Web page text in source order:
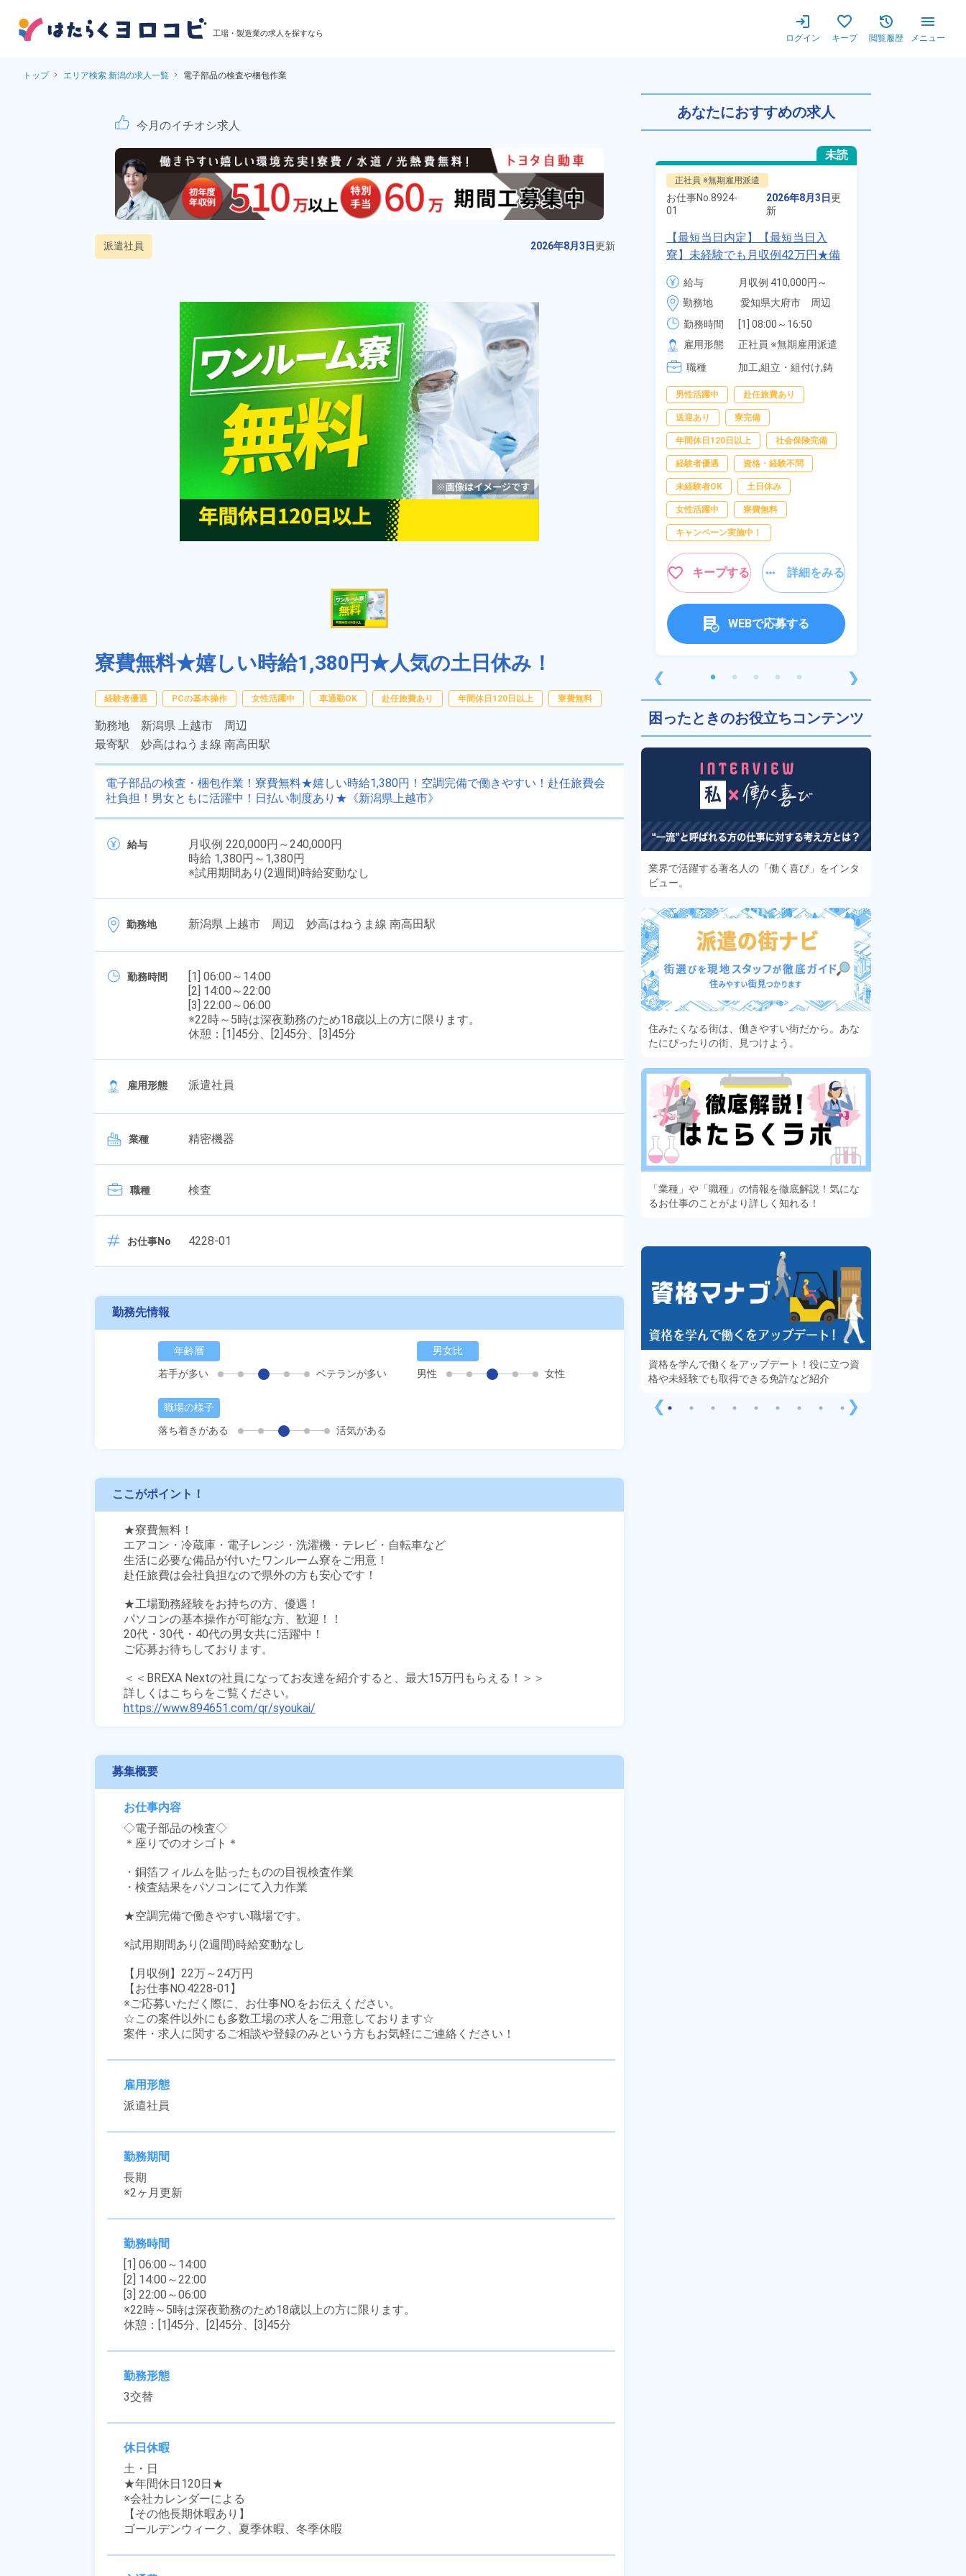
工場・製造業の求人を探すなら ログイン キープ 閲覧履歴 メニュー
トップ エリア検索 新潟の求人一覧 電子部品の検査や梱包作業
電子部品の検査・梱包作業！寮費無料★嬉しい時給1,380円！空調完備で働きや
今月のイチオシ求人
派遣社員 2026年8月3日更新
寮費無料★嬉しい時給1,380円★人気の土日休み！
経験者優遇 PCの基本操作 女性活躍中 車通勤OK 赴任旅費あり 年間休日120日以上 寮費無料
勤務地 新潟県 上越市 周辺
最寄駅 妙高はねうま線 南高田駅
電子部品の検査・梱包作業！寮費無料★嬉しい時給1,380円！空調完備で働きやすい！赴任旅費会
社負担！男女ともに活躍中！日払い制度あり★《新潟県上越市》
給与
月収例 220,000円～240,000円
時給 1,380円～1,380円
※試用期間あり(2週間)時給変動なし
勤務地 新潟県 上越市 周辺 妙高はねうま線 南高田駅
勤務時間
[1] 06:00～14:00
[2] 14:00～22:00
[3] 22:00～06:00
※22時～5時は深夜勤務のため18歳以上の方に限ります。
休憩：[1]45分、[2]45分、[3]45分
雇用形態 派遣社員
業種 精密機器
職種 検査
お仕事No 4228-01
勤務先情報
年齢層
若手が多い
ベテランが多い
男女比
男性
女性
職場の様子
落ち着きがある
活気がある
ここがポイント！
★寮費無料！
エアコン・冷蔵庫・電子レンジ・洗濯機・テレビ・自転車など
生活に必要な備品が付いたワンルーム寮をご用意！
赴任旅費は会社負担なので県外の方も安心です！
★工場勤務経験をお持ちの方、優遇！
パソコンの基本操作が可能な方、歓迎！！
20代・30代・40代の男女共に活躍中！
ご応募お待ちしております。
＜＜BREXA Nextの社員になってお友達を紹介すると、最大15万円もらえる！＞＞
https://www.894651.com/qr/syoukai/
募集概要
お仕事内容
◇電子部品の検査◇
＊座りでのオシゴト＊
・銅箔フィルムを貼ったものの目視検査作業
・検査結果をパソコンにて入力作業
★空調完備で働きやすい職場です。
※試用期間あり(2週間)時給変動なし
【月収例】22万～24万円
【お仕事NO.4228-01】
※ご応募いただく際に、お仕事NO.をお伝えください。
☆この案件以外にも多数工場の求人をご用意しております☆
案件・求人に関するご相談や登録のみという方もお気軽にご連絡ください！
雇用形態
派遣社員
勤務期間
長期
※2ヶ月更新
勤務時間
[1] 06:00～14:00
[2] 14:00～22:00
[3] 22:00～06:00
※22時～5時は深夜勤務のため18歳以上の方に限ります。
休憩：[1]45分、[2]45分、[3]45分
勤務形態
3交替
休日休暇
土・日
★年間休日120日★
※会社カレンダーによる
【その他長期休暇あり】
ゴールデンウィーク、夏季休暇、冬季休暇
あなたにおすすめの求人
❮
お仕事No.2016-
04
2026年8月3日
新
金属部品の測定及び検査作業！経
験者歓迎★正社員登用のチャンス
OK！無料駐車場完備！《三重県い
なべ市》
時給 1,430円～1,430円
勤務地
三重県いなべ市　周辺
勤務時間
[1] 08:30～17:00
[2] 20:30～05:00
雇用形態
派遣社員
加工,成型,鋳造・鍛造,検
査
男性活躍中 赴任旅費あり
寮完備
社会保険完備 経験者優遇
資格・経験不問
キープする
未読
正社員 ※無期雇用派遣
お仕事No. 8924-
01
2026年8月3日更
新
【最短当日内定】【最短当日入
寮】未経験でも月収例42万円★備
品付き寮完備＆赴任旅費会社負担
◎昇給・業績賞与あり！組立や塗
装など自動車製造の各種作業！
《愛知県大府市》
給与
月収例 410,000円～
430,000円
月給 277,000円～
277,000円
勤務地
愛知県大府市　周辺
勤務時間
[1] 08:00～16:50
[2] 06:25～15:10
[3] 17:05～01:50
雇用形態
正社員 ※無期雇用派遣
職種
加工,組立・組付け,鋳
男性活躍中 赴任旅費あり
送迎あり 寮完備
年間休日120日以上 社会保険完備
経験者優遇 資格・経験不問
未経験者OK 土日休み
女性活躍中 寮費無料
キャンペーン実施中！
キープする 詳細をみる
WEBで応募する
❯
困ったときのお役立ちコンテンツ
業界で活躍する著名人の「働く喜び」をインタ
ビュー。
住みたくなる街は、働きやすい街だから。あな
たにぴったりの街、見つけよう。
「業種」や「職種」の情報を徹底解説！気にな
るお仕事のことがより詳しく知れる！
❮
あるモノに魅了され続け気がつけばマニア
に！？ディープな世界にあなたもきっとハマる
資格を学んで働くをアップデート！役に立つ資
格や未経験でも取得できる免許など紹介
❯